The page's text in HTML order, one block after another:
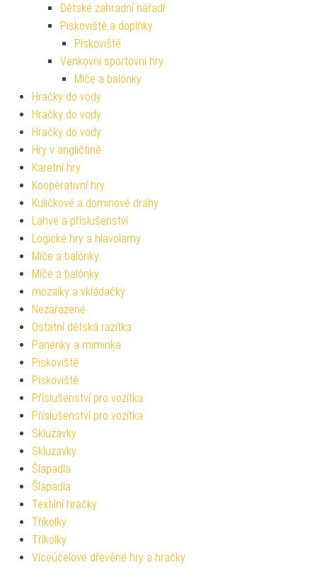
Dětské zahradní nářadí
Pískoviště a doplňky
Pískoviště
Venkovní sportovní hry
Míče a balónky
Hračky do vody
Hračky do vody
Hračky do vody
Hry v angličtině
Karetní hry
Kooperativní hry
Kuličkové a dominové dráhy
Lahve a příslušenství
Logické hry a hlavolamy
Míče a balónky
Míče a balónky
mozaiky a vkládačky
Nezařazené
Ostatní dětská razítka
Panenky a miminka
Pískoviště
Pískoviště
Příslušenství pro vozítka
Příslušenství pro vozítka
Skluzavky
Skluzavky
Šlapadla
Šlapadla
Textilní hračky
Tříkolky
Tříkolky
Víceúčelové dřevěné hry a hračky